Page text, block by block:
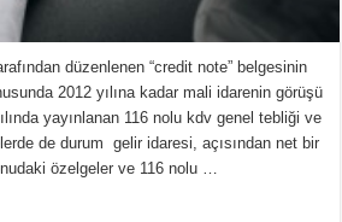
düzenlenen “credit note” belgesinin
2012 yılına kadar mali idarenin görüşü
yayınlanan 116 nolu kdv genel tebliği ve
de durum gelir idaresi, açısından net bir
özelgeler ve 116 nolu …